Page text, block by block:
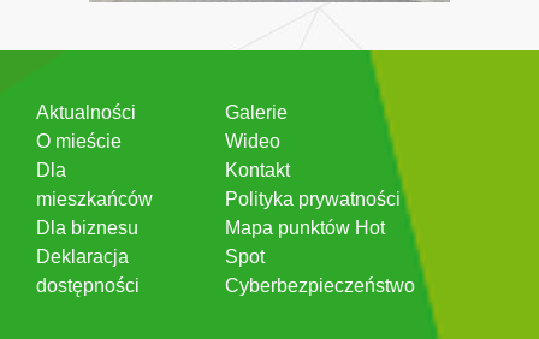
Aktualności
O mieście
Dla
mieszkańców
Dla biznesu
Deklaracja
dostępności
Galerie
Wideo
Kontakt
Polityka prywatności
Mapa punktów Hot
Spot
Cyberbezpieczeństwo